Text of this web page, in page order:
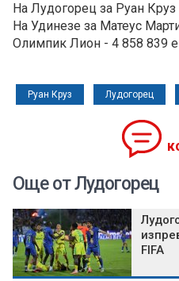
На Лудогорец за Руан
На Удинезе за Матеус
Олимпик Лион - 4 858 839
Руан Круз Лудогорец
Още от Лудогорец
FIFA